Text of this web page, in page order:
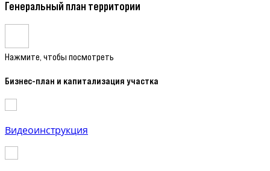
Генеральный план территории
Нажмите, чтобы посмотреть
Бизнес-план и капитализация участка
Видеоинструкция